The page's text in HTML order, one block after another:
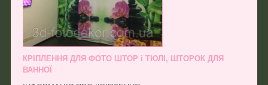
КРІПЛЕННЯ ДЛЯ ФОТО ШТОР і ТЮЛІ, ШТОРОК ДЛЯ
ВАННОЇ